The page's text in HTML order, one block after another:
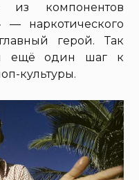
из компонентов
— наркотического
герой. Так
ещё один шаг к
культуры.